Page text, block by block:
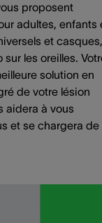
proposent
adultes, enfants
et casques,
les oreilles.
solution en
de votre lésion
aidera à vous
et se chargera de